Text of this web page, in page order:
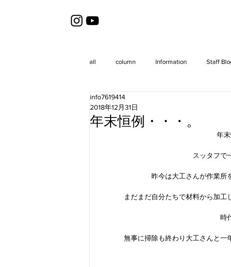
all column Information Staff
年末恒例・・・。
info7619414
2018年12月31日
年
スッタフで
昨今は大工さんが作業所
まだまだ自分たちで材料から加工
時
無事に掃除も終わり大工さんと一